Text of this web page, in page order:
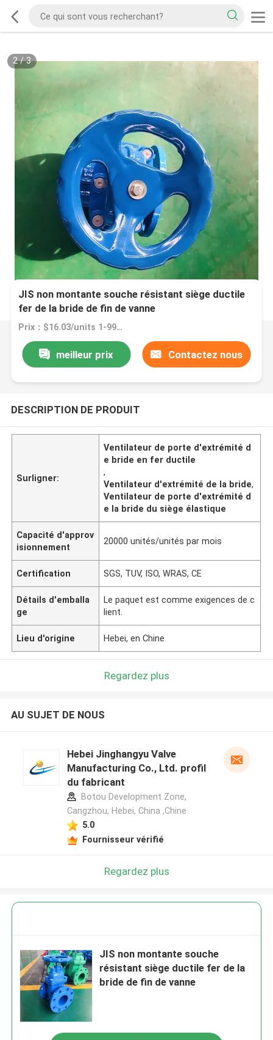
2/3
JIS non montante souche résistant siège ductile
fer de la bride de fin de vanne
Prix：$16.03/units 1-99 units
meilleur prix Contactez nous
DESCRIPTION DE PRODUIT
Surligner:
Ventilateur de porte d'extrémité d
e bride en fer ductile
,
Ventilateur d'extrémité de la bride,
Ventilateur de porte d'extrémité d
e la bride du siège élastique
Capacité d'approv
isionnement
20000 unités/unités par mois
Certification SGS, TUV, ISO, WRAS, CE
Détails d'emballa
ge
Le paquet est comme exigences de c
lient.
Lieu d'origine Hebei, en Chine
Regardez plus
AU SUJET DE NOUS
Hebei Jinghangyu Valve
Manufacturing Co., Ltd. profil
du fabricant
Botou Development Zone,
Cangzhou, Hebei, China ,Chine
5.0
Fournisseur vérifié
Regardez plus
JIS non montante souche
résistant siège ductile fer de la
bride de fin de vanne